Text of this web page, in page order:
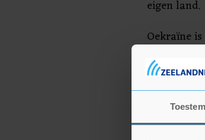
eigen land.
Oekraïne
westerse
Sjmyhal